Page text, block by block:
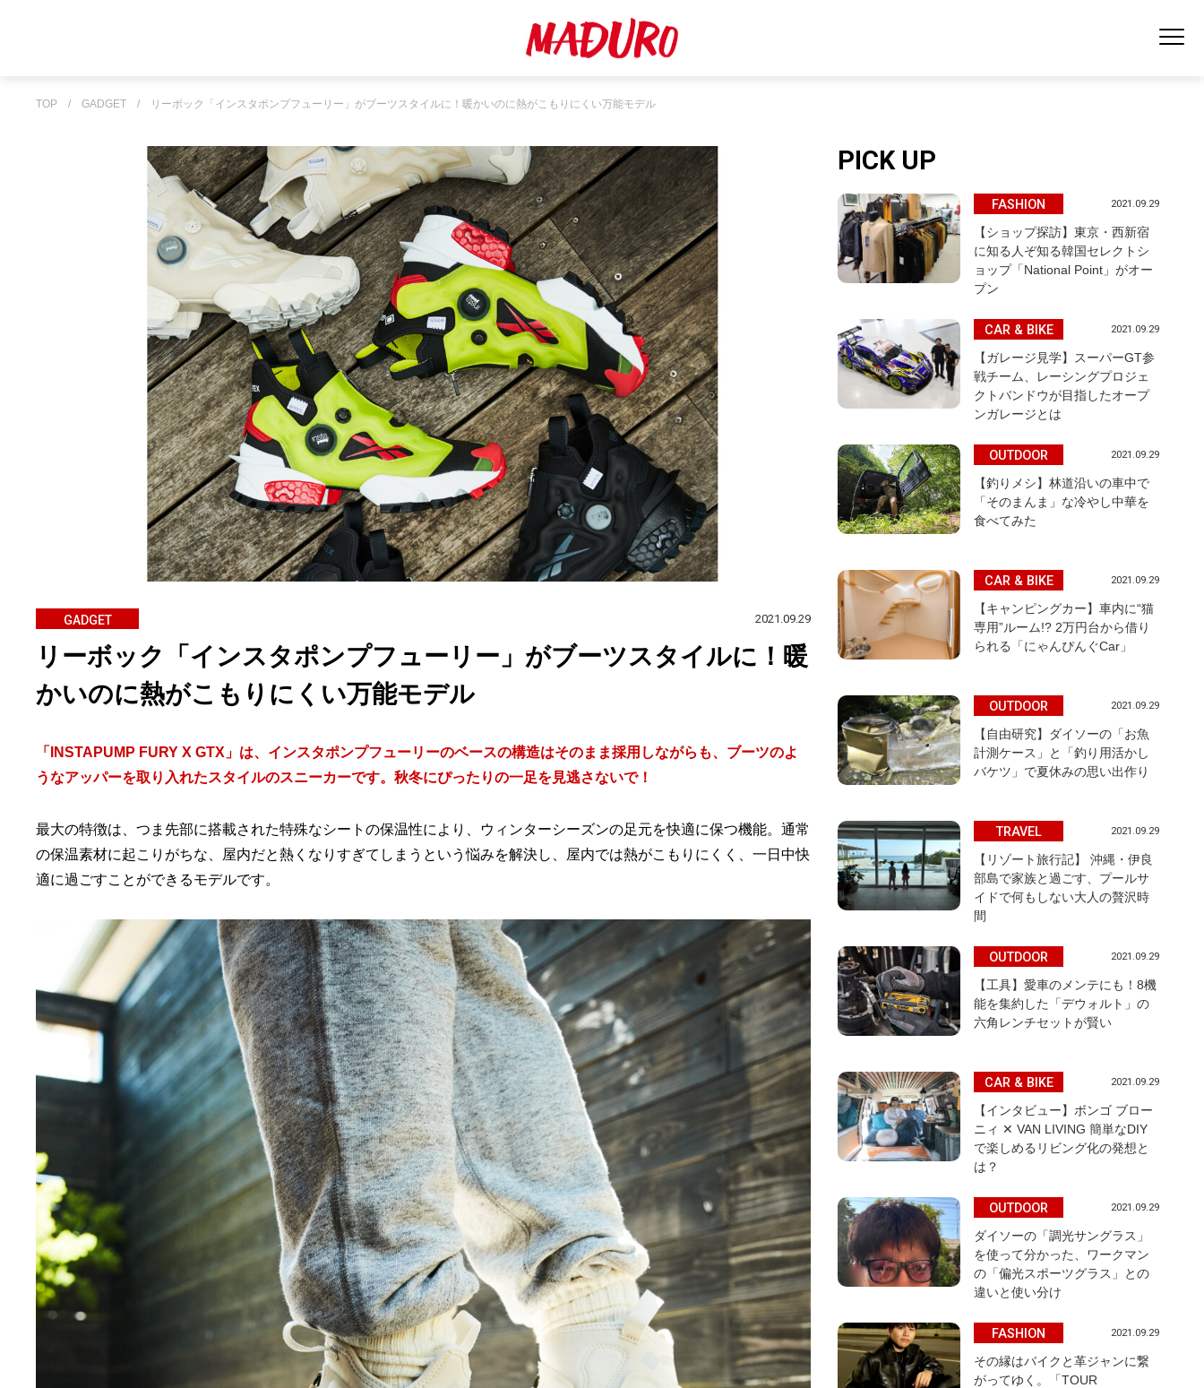
TOP / GADGET / リーボック「インスタポンプフューリー」がブーツスタイルに！暖かいのに熱がこもりにくい万能モデル
GADGET 2021.09.29
リーボック「インスタポンプフューリー」がブーツスタイルに！暖
かいのに熱がこもりにくい万能モデル
「INSTAPUMP FURY X GTX」は、インスタポンプフューリーのベースの構造はそのまま採用しながらも、ブーツのよ
うなアッパーを取り入れたスタイルのスニーカーです。秋冬にぴったりの一足を見逃さないで！
最大の特徴は、つま先部に搭載された特殊なシートの保温性により、ウィンターシーズンの足元を快適に保つ機能。通常
の保温素材に起こりがちな、屋内だと熱くなりすぎてしまうという悩みを解決し、屋内では熱がこもりにくく、一日中快
適に過ごすことができるモデルです。
PICK UP
FASHION 2021.09.29
【ショップ探訪】東京・西新宿
に知る人ぞ知る韓国セレクトシ
ョップ「National Point」がオー
プン
CAR & BIKE 2021.09.29
【ガレージ見学】スーパーGT参
戦チーム、レーシングプロジェ
クトバンドウが目指したオープ
ンガレージとは
OUTDOOR 2021.09.29
【釣りメシ】林道沿いの車中で
「そのまんま」な冷やし中華を
食べてみた
CAR & BIKE 2021.09.29
【キャンピングカー】車内に“猫
専用”ルーム!? 2万円台から借り
られる「にゃんぴんぐCar」
OUTDOOR 2021.09.29
【自由研究】ダイソーの「お魚
計測ケース」と「釣り用活かし
バケツ」で夏休みの思い出作り
TRAVEL 2021.09.29
【リゾート旅行記】 沖縄・伊良
部島で家族と過ごす、プールサ
イドで何もしない大人の贅沢時
間
OUTDOOR 2021.09.29
【工具】愛車のメンテにも！8機
能を集約した「デウォルト」の
六角レンチセットが賢い
CAR & BIKE 2021.09.29
【インタビュー】ボンゴ ブロー
ニィ ✕ VAN LIVING 簡単なDIY
で楽しめるリビング化の発想と
は？
OUTDOOR 2021.09.29
ダイソーの「調光サングラス」
を使って分かった、ワークマン
の「偏光スポーツグラス」との
違いと使い分け
FASHION 2021.09.29
その縁はバイクと革ジャンに繋
がってゆく。「TOUR